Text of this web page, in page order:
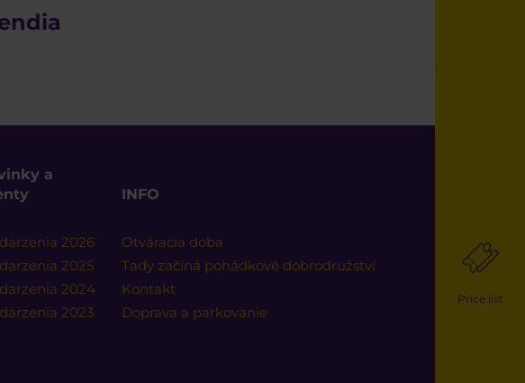
Price list
a
2026
2025
2024
2023
INFO
Otváracia doba
Tady začíná pohádkové dobrodružství
Kontakt
Doprava a parkovanie